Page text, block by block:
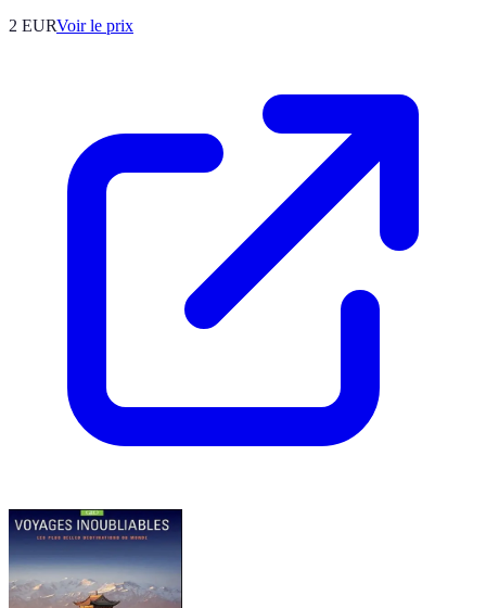
2 EURVoir le prix